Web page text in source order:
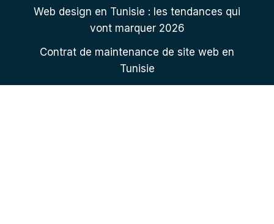
Web design en Tunisie : les tendances qui
vont marquer 2026
Contrat de maintenance de site web en
Tunisie